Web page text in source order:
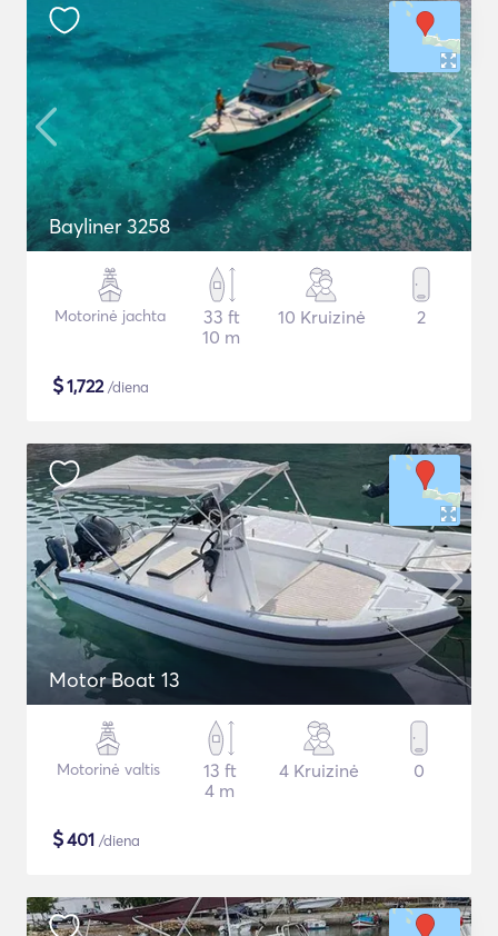
Bayliner 3258
Motorinė jachta
33 ft
10 m
10 Kruizinė 2
$1,722/diena
Motor Boat 13
Motorinė valtis
13 ft
4 m
4 Kruizinė 0
$401 /diena